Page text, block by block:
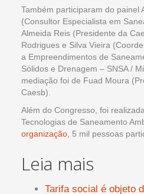
Também participaram do painel
(Consultor Especialista em
Almeida Reis (Presidente da
Rodrigues e Silva Vieira
a Empreendimentos de
Sólidos e Drenagem – SNSA /
mediação foi de Fuad Moura
Caesb).
Além do Congresso, foi
Tecnologias de Saneamento
organização , 5 mil pessoas
Leia mais
Tarifa social é objeto